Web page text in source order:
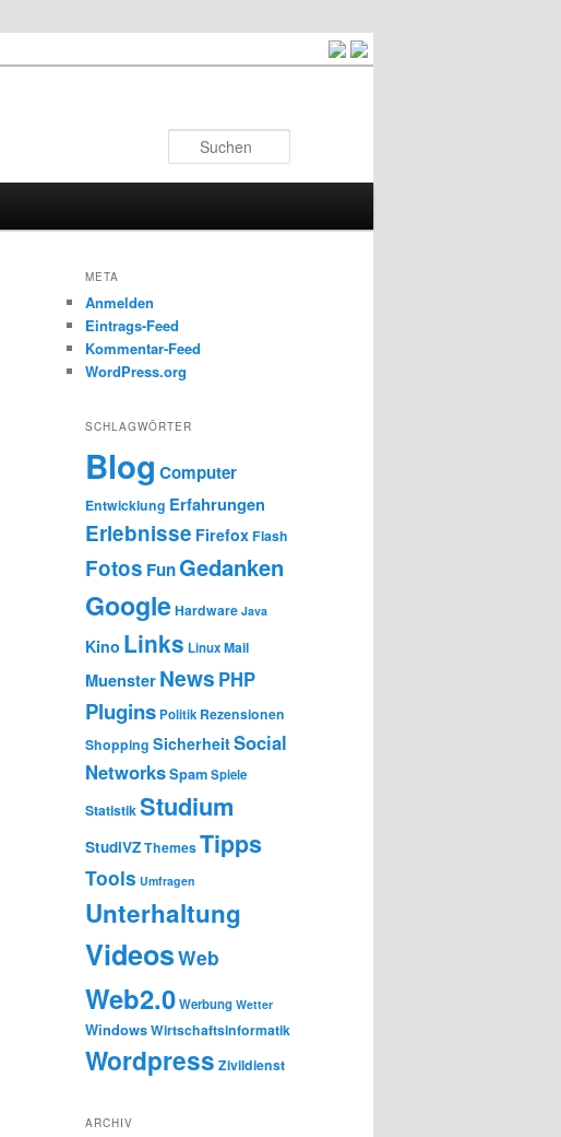
META
Anmelden
Eintrags-Feed
Kommentar-Feed
WordPress.org
SCHLAGWÖRTER
Blog Computer
Entwicklung Erfahrungen
Erlebnisse Firefox Flash
Fotos FunGedanken
GoogleHardware Java
Kino Links LinuxMail
MuensterNews PHP
PluginsPolitik Rezensionen
Shopping SicherheitSocial
NetworksSpamSpiele
StatistikStudium
StudiVZThemesTipps
Tools Umfragen
Unterhaltung
VideosWeb
Web2.0Werbung Wetter
WindowsWirtschaftsinformatik
Wordpress Zivildienst
ARCHIV